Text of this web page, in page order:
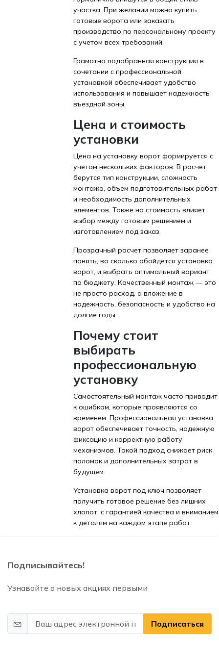
участка. При желании можно купить
готовые ворота или заказать
производство по персональному проекту
с учетом всех требований.
Грамотно подобранная конструкция в
сочетании с профессиональной
установкой обеспечивает удобство
использования и повышает надежность
въездной зоны.
Цена и стоимость
установки
Цена на установку ворот формируется с
учетом нескольких факторов. В расчет
берутся тип конструкции, сложность
монтажа, объем подготовительных работ
и необходимость дополнительных
элементов. Также на стоимость влияет
выбор между готовым решением и
изготовлением под заказ.
Прозрачный расчет позволяет заранее
понять, во сколько обойдется установка
ворот, и выбрать оптимальный вариант
по бюджету. Качественный монтаж — это
не просто расход, а вложение в
надежность, безопасность и удобство на
долгие годы.
Почему стоит
выбирать
профессиональную
установку
Самостоятельный монтаж часто приводит
к ошибкам, которые проявляются со
временем. Профессиональная установка
ворот обеспечивает точность, надежную
фиксацию и корректную работу
механизмов. Такой подход снижает риск
поломок и дополнительных затрат в
будущем.
Установка ворот под ключ позволяет
получить готовое решение без лишних
хлопот, с гарантией качества и вниманием
к деталям на каждом этапе работ.
Подписывайтесь!
Узнавайте о новых акциях первыми
Подписаться